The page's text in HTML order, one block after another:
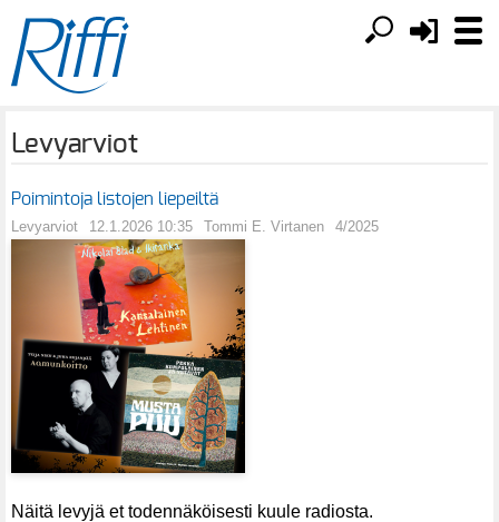
Levyarviot
Poimintoja listojen liepeiltä
Levyarviot 12.1.2026 10:35 Tommi E. Virtanen 4/2025
Näitä levyjä et todennäköisesti kuule radiosta.